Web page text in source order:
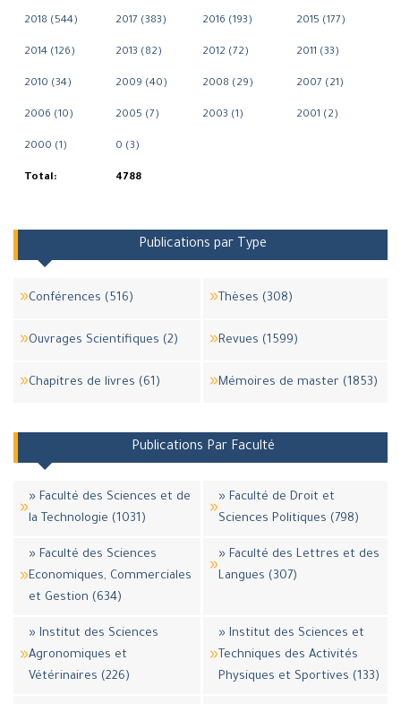
2018 (544) 2017 (383) 2016 (193) 2015 (177)
2014 (126) 2013 (82) 2012 (72) 2011 (33)
2010 (34) 2009 (40) 2008 (29) 2007 (21)
2006 (10) 2005 (7) 2003 (1) 2001 (2)
2000 (1) 0 (3)
Total: 4788
Publications par Type
Conférences (516) Thèses (308)
Ouvrages Scientifiques (2) Revues (1599)
Chapitres de livres (61) Mémoires de master (1853)
Publications Par Faculté
» Faculté des Sciences et de
la Technologie (1031)
» Faculté de Droit et
Sciences Politiques (798)
» Faculté des Sciences
Economiques, Commerciales
et Gestion (634)
» Faculté des Lettres et des
Langues (307)
» Institut des Sciences
Agronomiques et
Vétérinaires (226)
» Institut des Sciences et
Techniques des Activités
Physiques et Sportives (133)